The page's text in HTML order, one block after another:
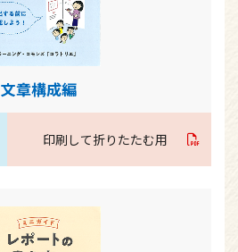
文章構成編
印刷して折りたたむ用